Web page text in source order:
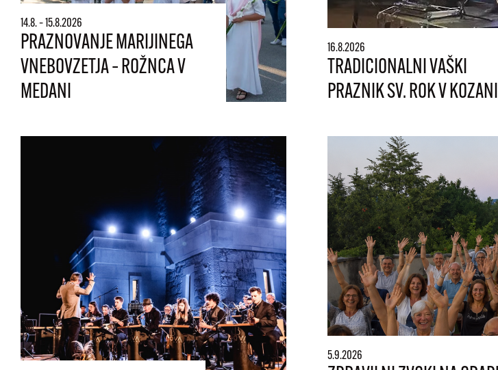
14.8. – 15.8.2026
PRAZNOVANJE MARIJINEGA
VNEBOVZETJA – ROŽNCA V
MEDANI
16.8.2026
TRADICIONALNI VAŠKI
PRAZNIK SV. ROK V KOZANI
5.9.2026